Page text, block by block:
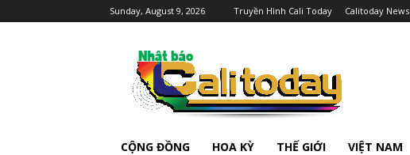
Sunday, August 9, 2026 Truyền Hình Cali Today Calitoday News
CỘNG ĐỒNG HOA KỲ THẾ GIỚI VIỆT NAM